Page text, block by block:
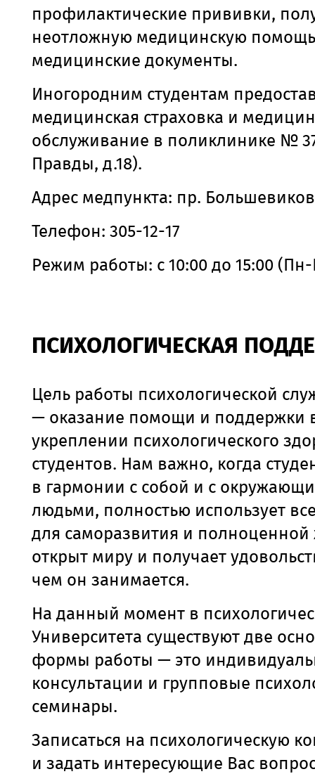
профилактические прививки,
неотложную медицинскую
медицинские документы.
Иногородним студентам
медицинская страховка и
обслуживание в поликлинике №
Правды, д.18).
Адрес медпункта: пр.
Телефон: 305-12-17
Режим работы: с 10:00 до 15:00
ПСИХОЛОГИЧЕСКАЯ
Цель работы психологической
— оказание помощи и поддержки
укреплении психологического
студентов. Нам важно, когда
в гармонии с собой и с
людьми, полностью использует
для саморазвития и
открыт миру и получает
чем он занимается.
На данный момент в
Университета существуют две
формы работы — это
консультации и групповые
семинары.
Записаться на психологическую
и задать интересующие Вас